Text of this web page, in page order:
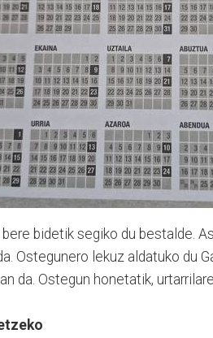
bere bidetik segiko du bestalde.
Ostegunero lekuz aldatuko du
da. Ostegun honetatik,